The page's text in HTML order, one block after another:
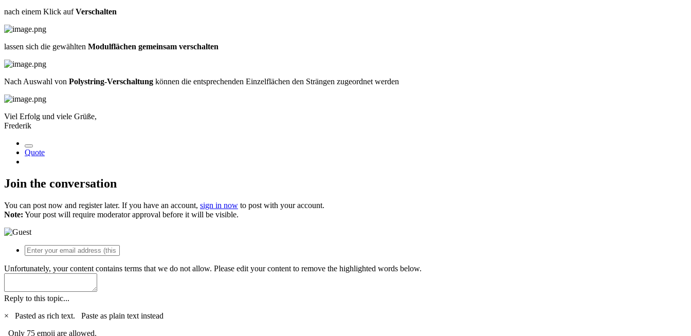
nach einem Klick aufVerschalten
lassen sich die gewählten Modulflächen gemeinsam verschalten
Nach Auswahl von Polystring-Verschaltung können die entsprechenden Einzelflächen den Strängen zugeordnet werden
Viel Erfolg und viele Grüße,
Frederik
Quote
Join the conversation
You can post now and register later. If you have an account, sign in now to post with your account.
Note: Your post will require moderator approval before it will be visible.
Unfortunately, your content contains terms that we do not allow. Please edit your content to remove the highlighted words below.
Reply to this topic...
×
Pasted as rich text. Paste as plain text instead
Only 75 emoji are allowed.